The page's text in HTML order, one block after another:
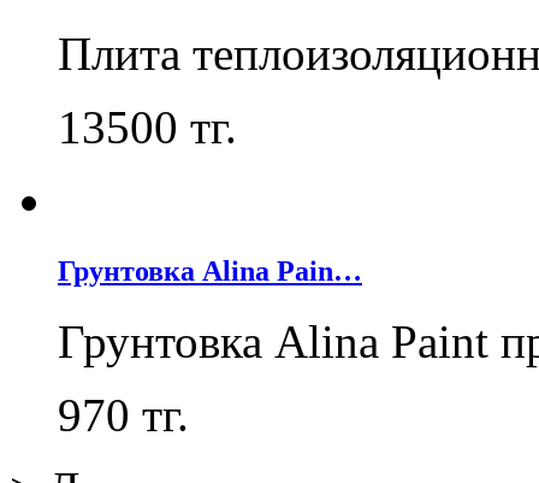
Плита
13500 тг.
Грунтовка Alina Pain…
Грунтовка Alina Paint
970 тг.